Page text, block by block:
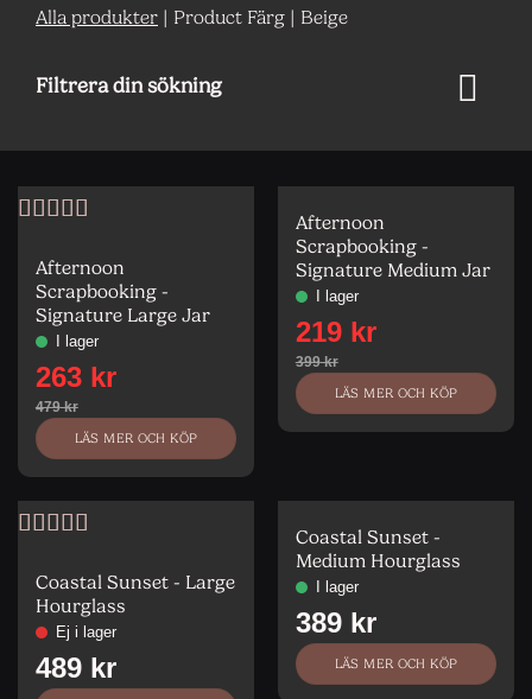
Alla produkter | Product Färg | Beige
Filtrera din sökning
av 5
Afternoon
Scrapbooking -
Signature Large Jar
LÄS MER OCH KÖP
Afternoon
Scrapbooking -
Signature Medium Jar
LÄS MER OCH KÖP
av 5
Coastal Sunset - Large
Hourglass
Coastal Sunset -
Medium Hourglass
LÄS MER OCH KÖP